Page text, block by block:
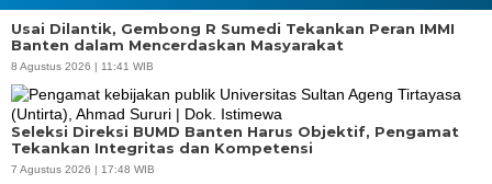
Usai Dilantik, Gembong R Sumedi Tekankan Peran IMMI
Banten dalam Mencerdaskan Masyarakat
8 Agustus 2026 | 11:41 WIB
Seleksi Direksi BUMD Banten Harus Objektif, Pengamat
Tekankan Integritas dan Kompetensi
7 Agustus 2026 | 17:48 WIB